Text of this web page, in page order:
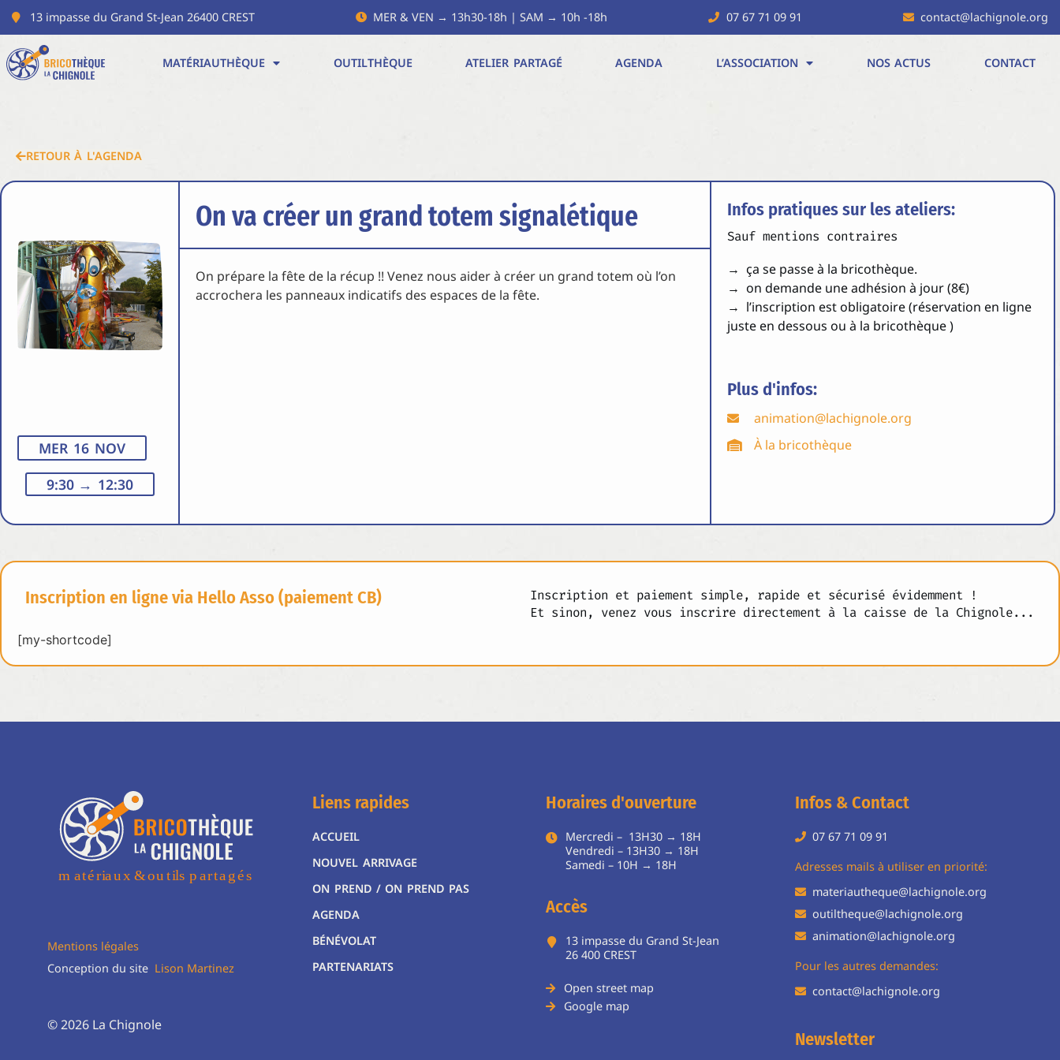
13 impasse du Grand St-Jean 26400 CREST MER & VEN → 13h30-18h | SAM → 10h -18h 07 67 71 09 91 contact@lachignole.org
MATÉRIAUTHÈQUE OUTILTHÈQUE ATELIER PARTAGÉ AGENDA L’ASSOCIATION NOS ACTUS CONTACT
RETOUR À L'AGENDA
MER 16 NOV
9:30 → 12:30
On va créer un grand totem signalétique
On prépare la fête de la récup !! Venez nous aider à créer un grand totem où l’on
accrochera les panneaux indicatifs des espaces de la fête.
Infos pratiques sur les ateliers:
Sauf mentions contraires
→ ça se passe à la bricothèque.
→ on demande une adhésion à jour (8€)
→ l’inscription est obligatoire (réservation en ligne
juste en dessous ou à la bricothèque )
Plus d'infos:
animation@lachignole.org
À la bricothèque
Inscription en ligne via Hello Asso (paiement CB)
Inscription et paiement simple, rapide et sécurisé évidemment !
Et sinon, venez vous inscrire directement à la caisse de la Chignole...
[my-shortcode]
Mentions légales
Conception du site Lison Martinez
© 2026 La Chignole
Liens rapides
ACCUEIL
NOUVEL ARRIVAGE
ON PREND / ON PREND PAS
AGENDA
BÉNÉVOLAT
PARTENARIATS
Horaires d'ouverture
Mercredi – 13H30 → 18H
Vendredi – 13H30 → 18H
Samedi – 10H → 18H
Accès
13 impasse du Grand St-Jean
26 400 CREST
Open street map
Google map
Infos & Contact
07 67 71 09 91
Adresses mails à utiliser en priorité:
materiautheque@lachignole.org
outiltheque@lachignole.org
animation@lachignole.org
Pour les autres demandes:
contact@lachignole.org
Newsletter